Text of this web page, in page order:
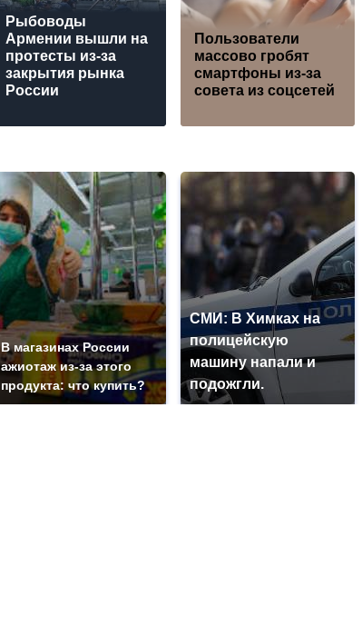
Рыбоводы
Армении вышли на
протесты из-за
закрытия рынка
России
Пользователи
массово гробят
смартфоны из-за
совета из соцсетей
В магазинах России
ажиотаж из-за этого
продукта: что купить?
СМИ: В Химках на
полицейскую
машину напали и
подожгли.